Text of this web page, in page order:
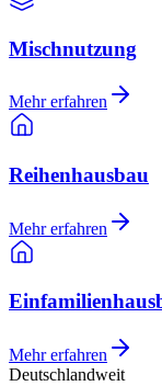
Mischnutzung
Mehr erfahren
Reihenhausbau
Mehr erfahren
Mehr erfahren
Deutschlandweit